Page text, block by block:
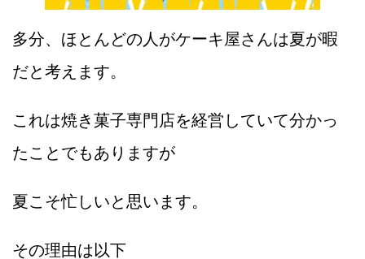
多分、ほとんどの人がケーキ屋さんは夏が暇
だと考えます。
これは焼き菓子専門店を経営していて分かっ
たことでもありますが
夏こそ忙しいと思います。
その理由は以下